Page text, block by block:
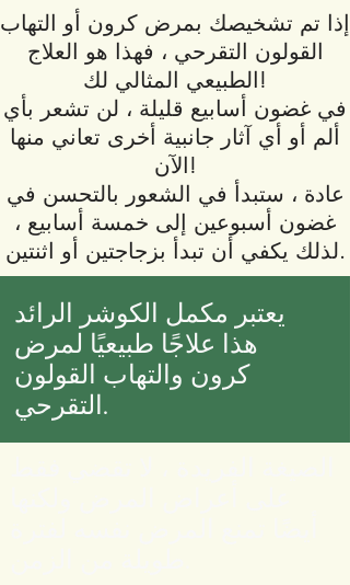
إذا تم تشخيصك بمرض كرون أو التهاب
القولون التقرحي ، فهذا هو العلاج
الطبيعي المثالي لك!
في غضون أسابيع قليلة ، لن تشعر بأي
ألم أو أي آثار جانبية أخرى تعاني منها
الآن!
عادة ، ستبدأ في الشعور بالتحسن في
غضون أسبوعين إلى خمسة أسابيع ،
لذلك يكفي أن تبدأ بزجاجتين أو اثنتين.
يعتبر مكمل الكوشر الرائد
هذا علاجًا طبيعيًا لمرض
كرون والتهاب القولون
التقرحي.